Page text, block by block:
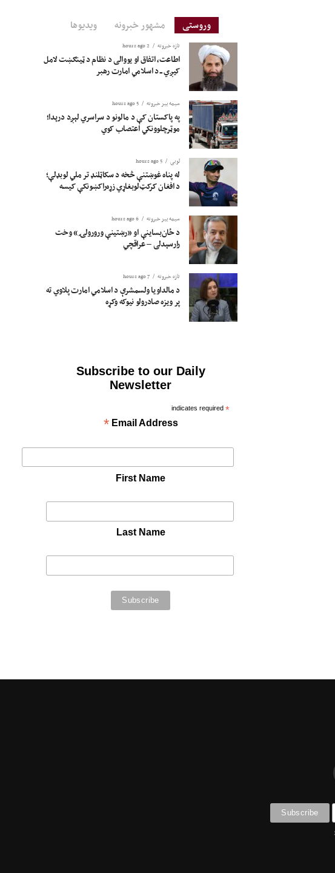
وروستی مشهور خبرونه ویدیوها
تازه خبرونه 2 hours ago
اطاعت، اتفاق او یووالی د نظام د ټینګښت لامل
کیږي ــ د اسلامي امارت رهبر
سیمه ییز خبرونه 5 hours ago
په پاکستان کې د مالونو د سراسري لېږد درېدا؛
موټرچلوونکي اعتصاب کوي
لوبی 5 hours ago
له پناه غوښتنې څخه د سکاټلنډ تر ملي لوبډلې؛
د افغان کرکټ‌لوبغاړي زړه‌راکښونکې کیسه
سیمه ییز خبرونه 6 hours ago
د ځان‌بساینې او «رښتینې ورورولۍ» وخت
رارسېدلی – عراقچي
تازه خبرونه 7 hours ago
د مالداویا ولسمشرې د اسلامي امارت پلاوي ته
پر ویزه صادرولو نیوکه وکړه
Subscribe to our Daily
Newsletter
*
indicates required
Email Address
*
First Name
Last Name